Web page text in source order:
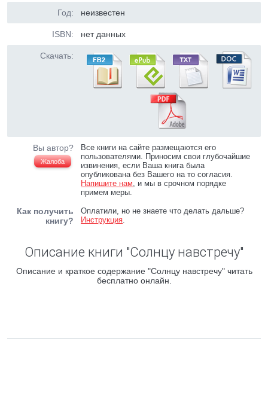
Год: неизвестен
ISBN: нет данных
Скачать:
Вы автор?
Жалоба
Все книги на сайте размещаются его
пользователями. Приносим свои глубочайшие
извинения, если Ваша книга была
опубликована без Вашего на то согласия.
Напишите нам, и мы в срочном порядке
примем меры.
Как получить
книгу?
Оплатили, но не знаете что делать дальше?
Инструкция.
Описание книги "Солнцу навстречу"
Описание и краткое содержание "Солнцу навстречу" читать
бесплатно онлайн.